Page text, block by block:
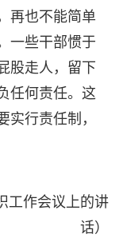
再也不能简单
一些干部惯于
股走人，留下
任何责任。这
实行责任制，
工作会议上的讲
话）